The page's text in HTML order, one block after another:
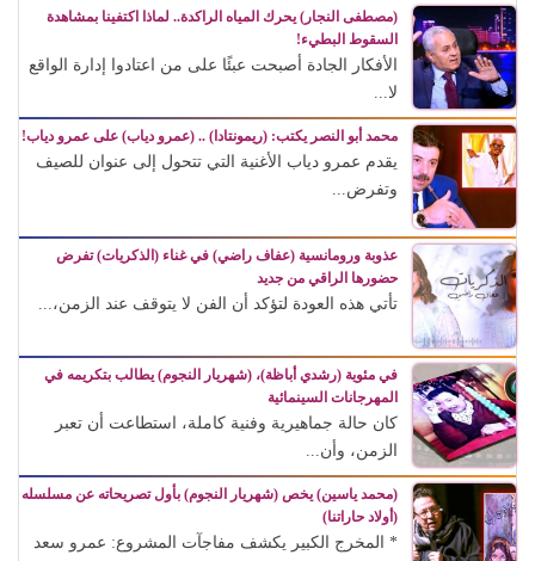
(مصطفى النجار) يحرك المياه الراكدة.. لماذا اكتفينا بمشاهدة
السقوط البطيء!
الأفكار الجادة أصبحت عبئًا على من اعتادوا إدارة الواقع
لا...
محمد أبو النصر يكتب: (ريمونتادا) .. (عمرو دياب) على عمرو دياب!
يقدم عمرو دياب الأغنية التي تتحول إلى عنوان للصيف
وتفرض...
عذوبة ورومانسية (عفاف راضي) في غناء (الذكريات) تفرض
حضورها الراقي من جديد
تأتي هذه العودة لتؤكد أن الفن لا يتوقف عند الزمن،...
في مئوية (رشدي أباظة)، (شهريار النجوم) يطالب بتكريمه في
المهرجانات السينمائية
كان حالة جماهيرية وفنية كاملة، استطاعت أن تعبر
الزمن، وأن...
(محمد ياسين) يخص (شهريار النجوم) بأول تصريحاته عن مسلسله
(أولاد حاراتنا)
* المخرج الكبير يكشف مفاجآت المشروع: عمرو سعد